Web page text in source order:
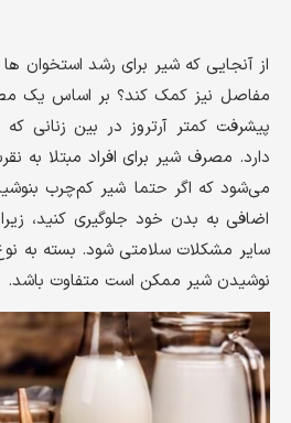
از آنجایی که شیر برای رشد استخوان
مفاصل نیز کمک کند؟ بر اساس یک
پیشرفت کمتر آرتروز در بین زنانی
دارد. مصرف شیر برای افراد مبتلا به
می‌شود که اگر حتما شیر کم‌چرب
اضافی به بدن خود جلوگیری کنید،
سایر مشکلات سلامتی شود. بسته به
نوشیدن شیر ممکن است متفاوت باشد.